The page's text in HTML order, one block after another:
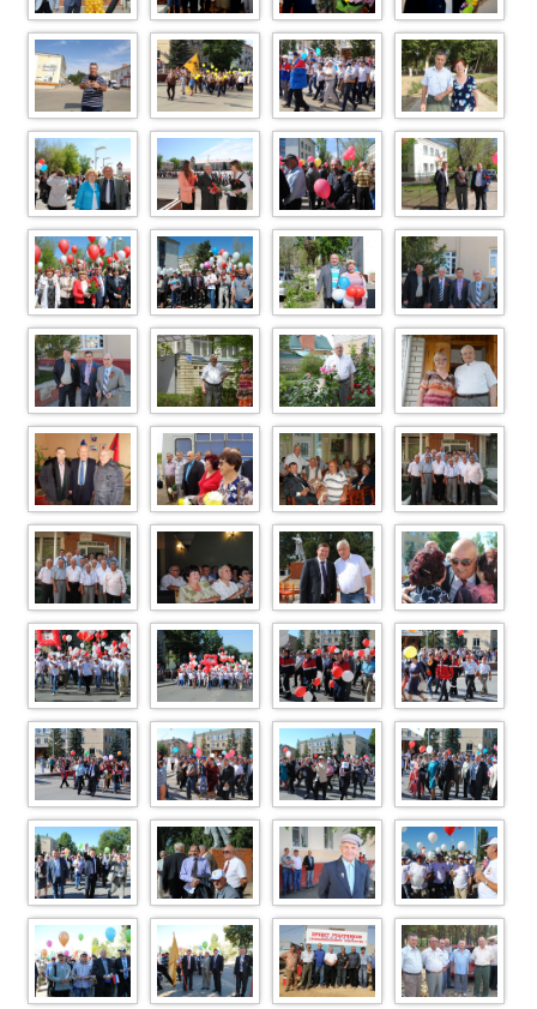
DSC 0228 DSC 0915 (1) DSC 0918 DSC 0907 (1)
Image Article
539
Image Article
132
Image Article
120
Image Article 56
DSC 0383 DSC 0110 DSC 0072 DSC 0070
DSC 0068 DSC 0064 DSC 0051 DSC 0041
DSC 0039 DSC 0233 DSC 0196 DSC 0194
I (29) I (34) Афанасич3 IMG 7232
IMG 7231 DSC 0647 DSC 0621 DSC 0597
DSC 0163 DSC 0162 DSC 0155 DSC 0146
DSC 0144 DSC 0139 DSC 0137 DSC 0136
DSC 0124 DSC 0101 DSC 0094 DSC 0022